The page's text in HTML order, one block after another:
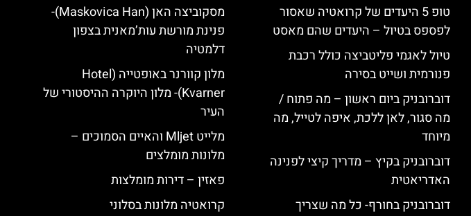
טופ 5 היעדים של קרואטיה שאסור
לפספס בטיול – היעדים שהם מאסט
טיול לאגמי פליטביצה כולל רכבת
פנורמית ושייט בסירה
דוברובניק ביום ראשון – מה פתוח /
מה סגור, לאן ללכת, איפה לטייל, מה
מיוחד
דוברובניק בקיץ – מדריך קיצי לפנינה
האדריאטית
דוברובניק בחורף- כל מה שצריך
מסקוביצה האן (Maskovica Han)-
פנינת מורשת עות’מאנית בצפון
דלמטיה
מלון קוורנר באופטייה (Hotel
Kvarner)- מלון היוקרה ההיסטורי של
העיר
מלייט Mljet והאיים הסמוכים –
מלונות מומלצים
פאזין – דירות מומלצות
קרואטיה מלונות בסלוני